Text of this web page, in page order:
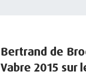
Bertrand de
Vabre 2015 sur